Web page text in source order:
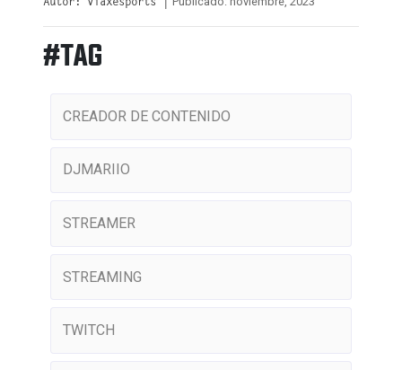
Autor: viaxesports |
#TAG
CREADOR DE CONTENIDO
DJMARIIO
STREAMER
STREAMING
TWITCH